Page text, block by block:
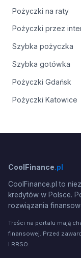
Pożyczki na raty
Pożyczki przez
Szybka pożyczka
Szybka gotówka
Pożyczki Gdańsk
Pożyczki Katowice
CoolFinance.pl
CoolFinance.pl to
kredytów w Polsce.
rozwiązania
Treści na portalu mają
finansowej. Przed
i RRSO.